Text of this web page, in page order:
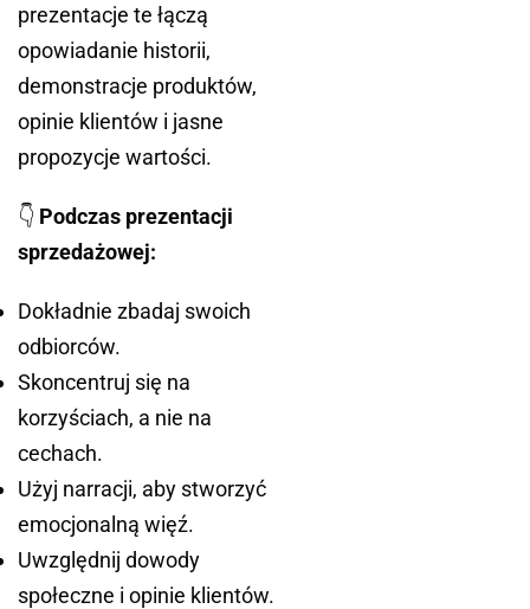
prezentacje te łączą
opowiadanie historii,
demonstracje produktów,
opinie klientów i jasne
propozycje wartości.
👇 Podczas prezentacji
sprzedażowej:
Dokładnie zbadaj swoich
odbiorców.
Skoncentruj się na
korzyściach, a nie na
cechach.
Użyj narracji, aby stworzyć
emocjonalną więź.
Uwzględnij dowody
społeczne i opinie klientów.